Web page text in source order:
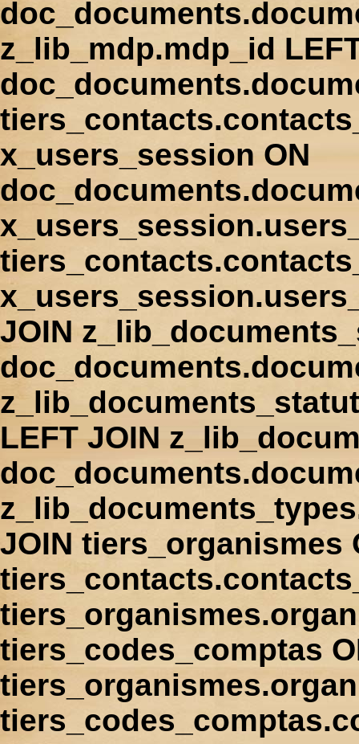
z_lib_mdp.mdp_id
x_users_session ON
JOIN
LEFT JOIN
JOIN tiers_organismes
tiers_codes_comptas